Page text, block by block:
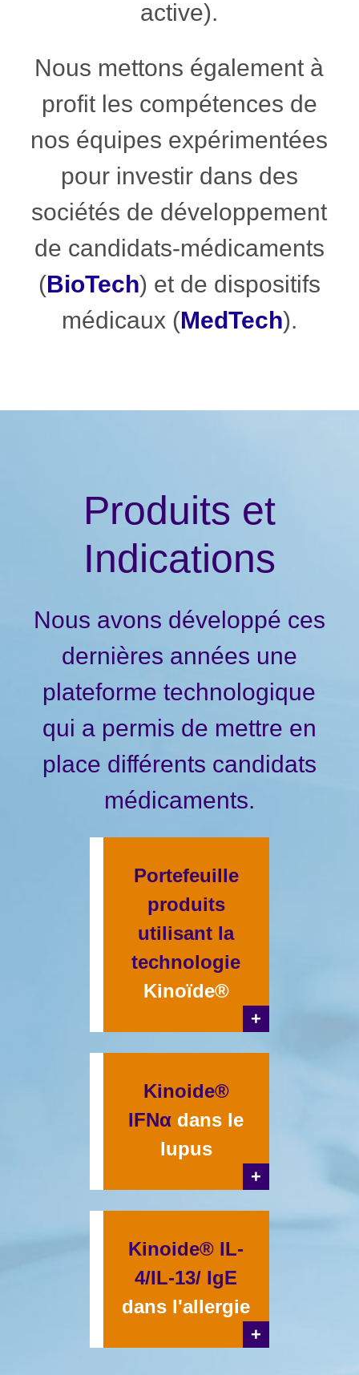
active).
Nous mettons également à
profit les compétences de
nos équipes expérimentées
pour investir dans des
sociétés de développement
de candidats-médicaments
(BioTech) et de dispositifs
médicaux (MedTech).
Produits et
Indications
Nous avons développé ces
dernières années une
plateforme technologique
qui a permis de mettre en
place différents candidats
médicaments.
Portefeuille
produits
utilisant la
technologie
Kinoïde®
+
Kinoide®
IFNα dans le
lupus
+
Kinoide® IL-
4/IL-13/ IgE
dans l'allergie
+